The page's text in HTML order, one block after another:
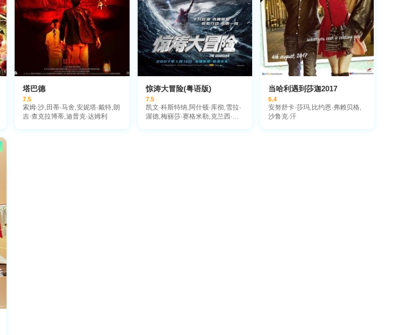
塔巴德
7.5
索姆·沙,田蒂·马舍,安妮塔·戴特,朗
吉·查克拉博蒂,迪普克·达姆利
惊涛大冒险(粤语版)
7.5
凯文·科斯特纳,阿什顿·库彻,雪拉·
渥德,梅丽莎·赛格米勒,克兰西·布
当哈利遇到莎迦2017
6.4
安努舒卡·莎玛,比约恩·弗赖贝格,
沙鲁克·汗